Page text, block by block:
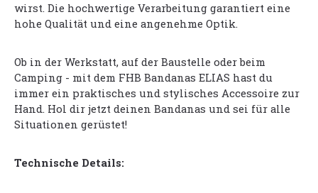
wirst. Die hochwertige Verarbeitung garantiert eine
hohe Qualität und eine angenehme Optik.
Ob in der Werkstatt, auf der Baustelle oder beim
Camping - mit dem FHB Bandanas ELIAS hast du
immer ein praktisches und stylisches Accessoire zur
Hand. Hol dir jetzt deinen Bandanas und sei für alle
Situationen gerüstet!
Technische Details: